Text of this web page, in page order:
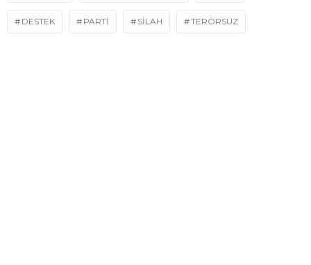
DESTEK PARTI SILAH TERÖRSÜZ